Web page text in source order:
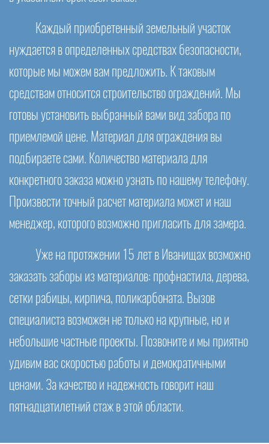
Каждый приобретенный земельный участок
нуждается в определенных средствах безопасности,
которые мы можем вам предложить. К таковым
средствам относится строительство ограждений. Мы
готовы установить выбранный вами вид забора по
приемлемой цене. Материал для ограждения вы
подбираете сами. Количество материала для
конкретного заказа можно узнать по нашему телефону.
Произвести точный расчет материала может и наш
менеджер, которого возможно пригласить для замера.
Уже на протяжении 15 лет в Иванищах возможно
заказать заборы из материалов: профнастила, дерева,
сетки рабицы, кирпича, поликарбоната. Вызов
специалиста возможен не только на крупные, но и
небольшие частные проекты. Позвоните и мы приятно
удивим вас скоростью работы и демократичными
ценами. За качество и надежность говорит наш
пятнадцатилетний стаж в этой области.